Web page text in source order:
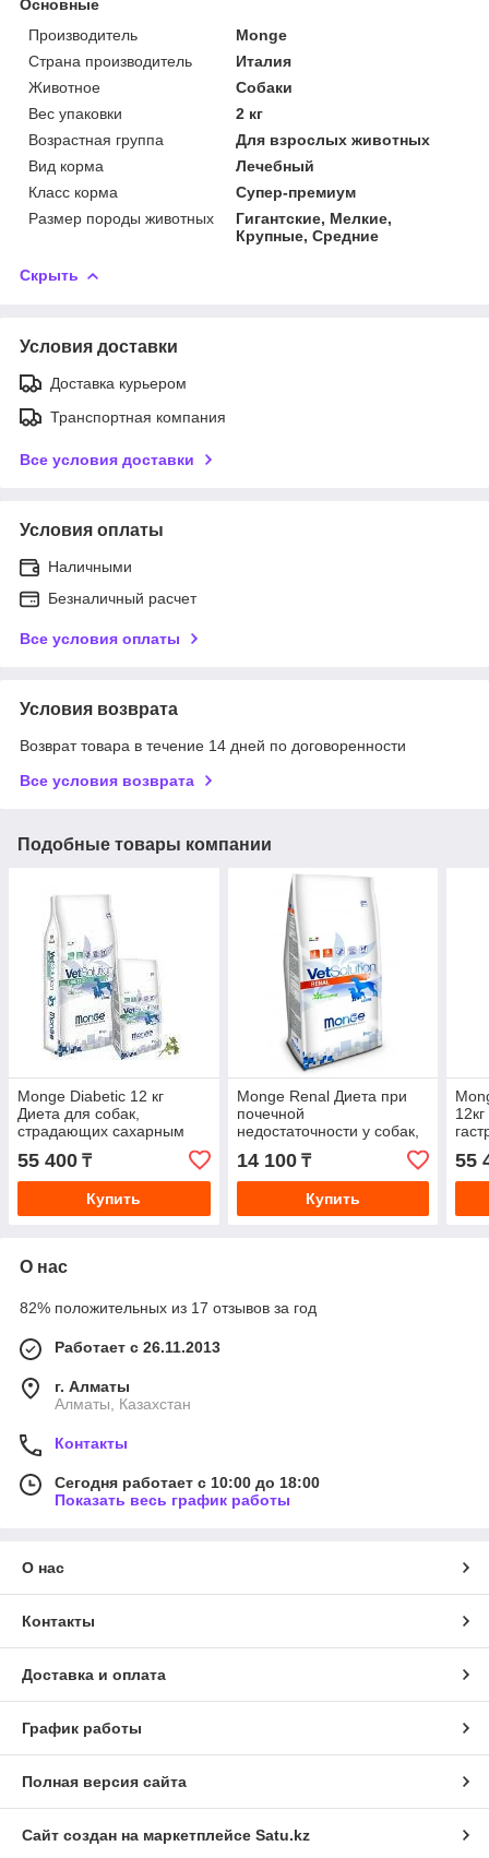
Основные
Производитель
Monge
Страна производитель
Италия
Животное
Собаки
Вес упаковки
2 кг
Возрастная группа
Для взрослых животных
Вид корма
Лечебный
Класс корма
Супер-премиум
Размер породы животных
Гигантские, Мелкие,
Крупные, Средние
Скрыть
Условия доставки
Доставка курьером
Транспортная компания
Все условия доставки
Условия оплаты
Наличными
Безналичный расчет
Все условия оплаты
Условия возврата
Возврат товара в течение 14 дней по договоренности
Все условия возврата
Подобные товары компании
Monge Diabetic 12 кг
Диета для собак,
страдающих сахарным
диабетом
55 400 ₸
Купить
Monge Renal Диета при
почечной
недостаточности у собак,
14 100₸
Купить
55
О нас
82% положительных из 17 отзывов за год
Работает с 26.11.2013
г. Алматы
Алматы, Казахстан
Контакты
Сегодня работает с 10:00 до 18:00
Показать весь график работы
О нас
Контакты
Доставка и оплата
График работы
Полная версия сайта
Сайт создан на маркетплейсе Satu.kz